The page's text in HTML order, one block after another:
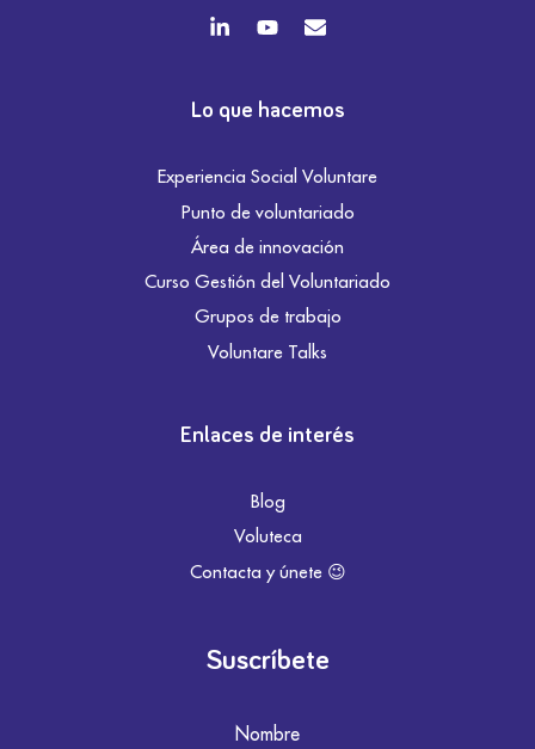
Lo que hacemos
Experiencia Social Voluntare
Punto de voluntariado
Área de innovación
Curso Gestión del Voluntariado
Grupos de trabajo
Voluntare Talks
Enlaces de interés
Blog
Voluteca
Contacta y únete 😉
Suscríbete
Nombre